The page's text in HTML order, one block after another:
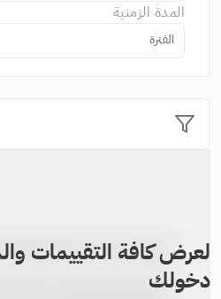
المدة الزمنية
الفترة
لعرض كافة التقييمات
دخولك